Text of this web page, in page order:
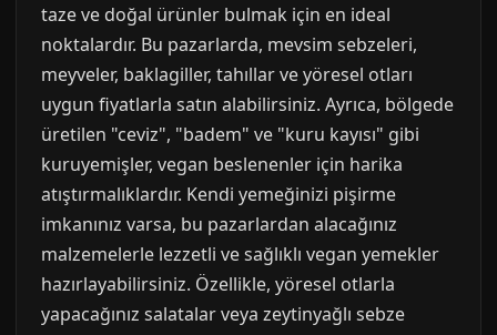
taze ve doğal ürünler bulmak için en ideal
noktalardır. Bu pazarlarda, mevsim sebzeleri,
meyveler, baklagiller, tahıllar ve yöresel otları
uygun fiyatlarla satın alabilirsiniz. Ayrıca, bölgede
üretilen "ceviz", "badem" ve "kuru kayısı" gibi
kuruyemişler, vegan beslenenler için harika
atıştırmalıklardır. Kendi yemeğinizi pişirme
imkanınız varsa, bu pazarlardan alacağınız
malzemelerle lezzetli ve sağlıklı vegan yemekler
hazırlayabilirsiniz. Özellikle, yöresel otlarla
yapacağınız salatalar veya zeytinyağlı sebze